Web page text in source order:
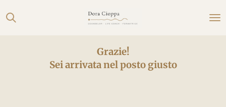
Vai
Grazie!
Sei arrivata nel posto giusto